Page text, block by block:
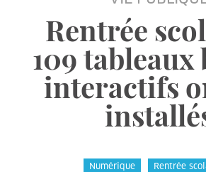
Rentrée
109 tableaux
interactifs
Numérique Rentrée